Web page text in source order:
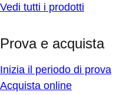
Vedi tutti i prodotti
Prova e acquista
Inizia il periodo di prova
Acquista online